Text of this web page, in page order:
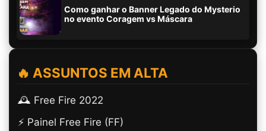
Como ganhar o Banner Legado do Mysterio
no evento Coragem vs Máscara
🔥 ASSUNTOS EM ALTA
🕰️ Free Fire 2022
⚡ Painel Free Fire (FF)